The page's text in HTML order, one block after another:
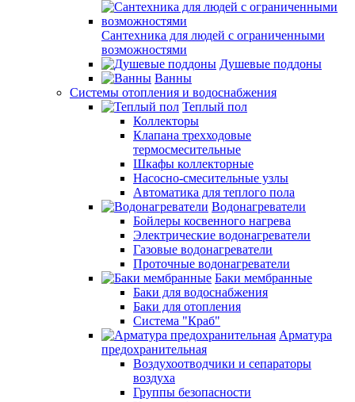
Сантехника для людей с ограниченными
возможностями
Душевые поддоны
Ванны
Системы отопления и водоснабжения
Теплый пол
Коллекторы
Клапана трехходовые
термосмесительные
Шкафы коллекторные
Насосно-смесительные узлы
Автоматика для теплого пола
Водонагреватели
Бойлеры косвенного нагрева
Электрические водонагреватели
Газовые водонагреватели
Проточные водонагреватели
Баки мембранные
Баки для водоснабжения
Баки для отопления
Система "Краб"
Арматура
предохранительная
Воздухоотводчики и сепараторы
воздуха
Группы безопасности